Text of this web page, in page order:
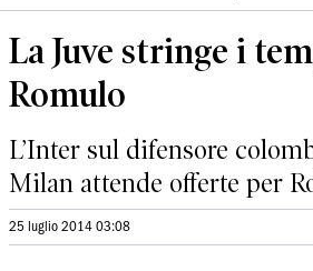
La Juve stringe i
Romulo
L’Inter sul difensore
Milan attende offerte per
25 luglio 2014 03:08